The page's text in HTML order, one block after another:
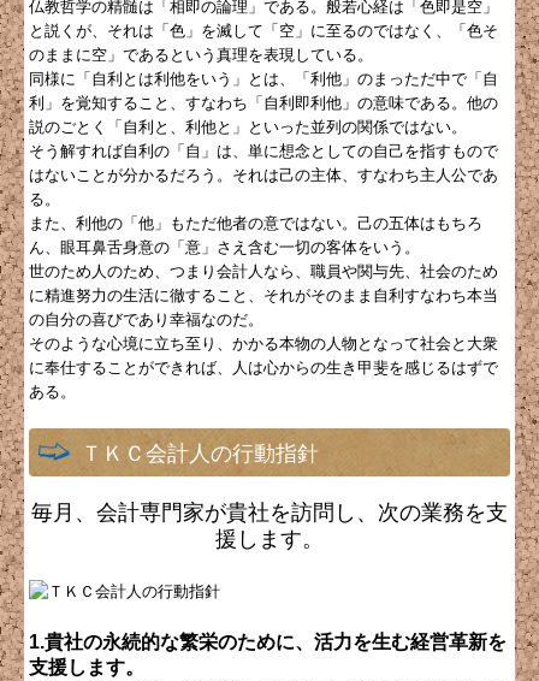
仏教哲学の精髄は「相即の論理」である。般若心経は「色即是空」
と説くが、それは「色」を滅して「空」に至るのではなく、「色そ
のままに空」であるという真理を表現している。
同様に「自利とは利他をいう」とは、「利他」のまっただ中で「自
利」を覚知すること、すなわち「自利即利他」の意味である。他の
説のごとく「自利と、利他と」といった並列の関係ではない。
そう解すれば自利の「自」は、単に想念としての自己を指すもので
はないことが分かるだろう。それは己の主体、すなわち主人公であ
る。
また、利他の「他」もただ他者の意ではない。己の五体はもちろ
ん、眼耳鼻舌身意の「意」さえ含む一切の客体をいう。
世のため人のため、つまり会計人なら、職員や関与先、社会のため
に精進努力の生活に徹すること、それがそのまま自利すなわち本当
の自分の喜びであり幸福なのだ。
そのような心境に立ち至り、かかる本物の人物となって社会と大衆
に奉仕することができれば、人は心からの生き甲斐を感じるはずで
ある。
ＴＫＣ会計人の行動指針
毎月、会計専門家が貴社を訪問し、次の業務を支
援します。
1.貴社の永続的な繁栄のために、活力を生む経営革新を
支援します。